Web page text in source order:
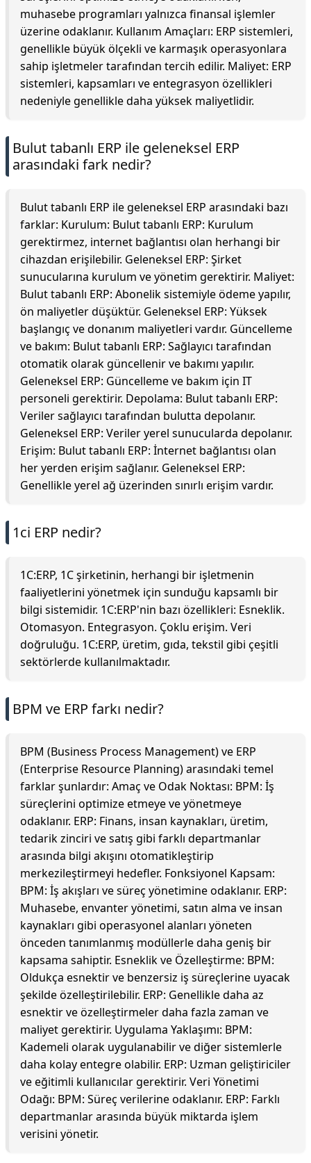
muhasebe programları yalnızca finansal işlemler
üzerine odaklanır. Kullanım Amaçları: ERP sistemleri,
genellikle büyük ölçekli ve karmaşık operasyonlara
sahip işletmeler tarafından tercih edilir. Maliyet: ERP
sistemleri, kapsamları ve entegrasyon özellikleri
nedeniyle genellikle daha yüksek maliyetlidir.
Bulut tabanlı ERP ile geleneksel ERP
arasındaki fark nedir?
Bulut tabanlı ERP ile geleneksel ERP arasındaki bazı
farklar: Kurulum: Bulut tabanlı ERP: Kurulum
gerektirmez, internet bağlantısı olan herhangi bir
cihazdan erişilebilir. Geleneksel ERP: Şirket
sunucularına kurulum ve yönetim gerektirir. Maliyet:
Bulut tabanlı ERP: Abonelik sistemiyle ödeme yapılır,
ön maliyetler düşüktür. Geleneksel ERP: Yüksek
başlangıç ve donanım maliyetleri vardır. Güncelleme
ve bakım: Bulut tabanlı ERP: Sağlayıcı tarafından
otomatik olarak güncellenir ve bakımı yapılır.
Geleneksel ERP: Güncelleme ve bakım için IT
personeli gerektirir. Depolama: Bulut tabanlı ERP:
Veriler sağlayıcı tarafından bulutta depolanır.
Geleneksel ERP: Veriler yerel sunucularda depolanır.
Erişim: Bulut tabanlı ERP: İnternet bağlantısı olan
her yerden erişim sağlanır. Geleneksel ERP:
Genellikle yerel ağ üzerinden sınırlı erişim vardır.
1ci ERP nedir?
1C:ERP, 1C şirketinin, herhangi bir işletmenin
faaliyetlerini yönetmek için sunduğu kapsamlı bir
bilgi sistemidir. 1C:ERP'nin bazı özellikleri: Esneklik.
Otomasyon. Entegrasyon. Çoklu erişim. Veri
doğruluğu. 1C:ERP, üretim, gıda, tekstil gibi çeşitli
sektörlerde kullanılmaktadır.
BPM ve ERP farkı nedir?
BPM (Business Process Management) ve ERP
(Enterprise Resource Planning) arasındaki temel
farklar şunlardır: Amaç ve Odak Noktası: BPM: İş
süreçlerini optimize etmeye ve yönetmeye
odaklanır. ERP: Finans, insan kaynakları, üretim,
tedarik zinciri ve satış gibi farklı departmanlar
arasında bilgi akışını otomatikleştirip
merkezileştirmeyi hedefler. Fonksiyonel Kapsam:
BPM: İş akışları ve süreç yönetimine odaklanır. ERP:
Muhasebe, envanter yönetimi, satın alma ve insan
kaynakları gibi operasyonel alanları yöneten
önceden tanımlanmış modüllerle daha geniş bir
kapsama sahiptir. Esneklik ve Özelleştirme: BPM:
Oldukça esnektir ve benzersiz iş süreçlerine uyacak
şekilde özelleştirilebilir. ERP: Genellikle daha az
esnektir ve özelleştirmeler daha fazla zaman ve
maliyet gerektirir. Uygulama Yaklaşımı: BPM:
Kademeli olarak uygulanabilir ve diğer sistemlerle
daha kolay entegre olabilir. ERP: Uzman geliştiriciler
ve eğitimli kullanıcılar gerektirir. Veri Yönetimi
Odağı: BPM: Süreç verilerine odaklanır. ERP: Farklı
departmanlar arasında büyük miktarda işlem
verisini yönetir.